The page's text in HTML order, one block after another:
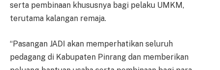
serta pembinaan khususnya bagi pelaku UMKM,
terutama kalangan remaja.
“Pasangan JADI akan memperhatikan seluruh
pedagang di Kabupaten Pinrang dan memberikan